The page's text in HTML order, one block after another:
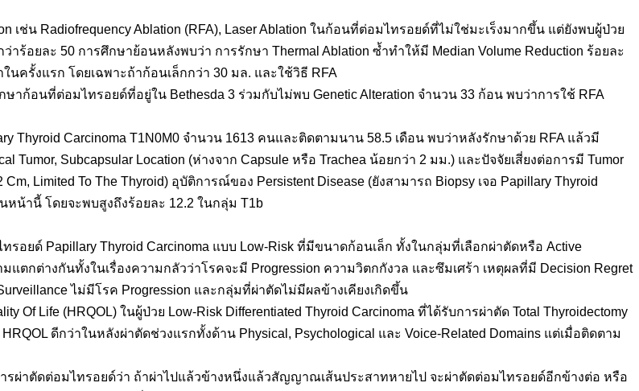
เช่น Radiofrequency Ablation (RFA), Laser Ablation ในก้อนที่ต่อมไทรอยด์ที่ไม่ใช่มะเร็งมากขึ้น แต่ยังพบผู้ป่วย
ร้อยละ 50 การศึกษาย้อนหลังพบว่า การรักษา Thermal Ablation ซ้ำทำให้มี Median Volume Reduction ร้อยละ
นครั้งแรก โดยเฉพาะถ้าก้อนเล็กกว่า 30 มล. และใช้วิธี RFA
าก้อนที่ต่อมไทรอยด์ที่อยู่ใน Bethesda 3 ร่วมกับไม่พบ Genetic Alteration จำนวน 33 ก้อน พบว่าการใช้ RFA
Thyroid Carcinoma T1N0M0 จำนวน 1613 คนและติดตามนาน 58.5 เดือน พบว่าหลังรักษาด้วย RFA แล้วมี
Tumor, Subcapsular Location (ห่างจาก Capsule หรือ Trachea น้อยกว่า 2 มม.) และปัจจัยเสี่ยงต่อการมี Tumor
Limited To The Thyroid) อุบัติการณ์ของ Persistent Disease (ยังสามารถ Biopsy เจอ Papillary Thyroid
หน้านี้ โดยจะพบสูงถึงร้อยละ 12.2 ในกลุ่ม T1b
อยด์ Papillary Thyroid Carcinoma แบบ Low-Risk ที่มีขนาดก้อนเล็ก ทั้งในกลุ่มที่เลือกผ่าตัดหรือ Active
ตกต่างกันทั้งในเรื่องความกลัวว่าโรคจะมี Progression ความวิตกกังวล และซึมเศร้า เหตุผลที่มี Decision Regret
ไม่มีโรค Progression และกลุ่มที่ผ่าตัดไม่มีผลข้างเคียงเกิดขึ้น
Of Life (HRQOL) ในผู้ป่วย Low-Risk Differentiated Thyroid Carcinoma ที่ได้รับการผ่าตัด Total Thyroidectomy
ดีกว่าในหลังผ่าตัดช่วงแรกทั้งด้าน Physical, Psychological และ Voice-Related Domains แต่เมื่อติดตาม
ารผ่าตัดต่อมไทรอยด์ว่า ถ้าผ่าไปแล้วข้างหนึ่งแล้วสัญญาณเส้นประสาทหายไป จะผ่าตัดต่อมไทรอยด์อีกข้างต่อ หรือ